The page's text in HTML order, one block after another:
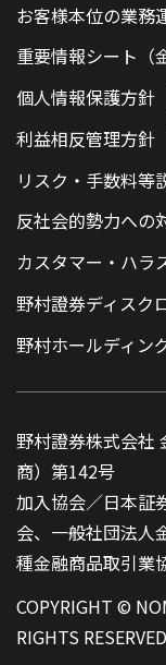
お客様本位の業務
重要情報シート（
個人情報保護方針
利益相反管理方針
リスク・手数料等
反社会的勢力への
カスタマー・ハラ
野村證券ディスク
野村ホールディン
野村證券株式会社
商）第142号
加入協会／日本証
会、一般社団法人
種金融商品取引業
COPYRIGHT ©
RIGHTS